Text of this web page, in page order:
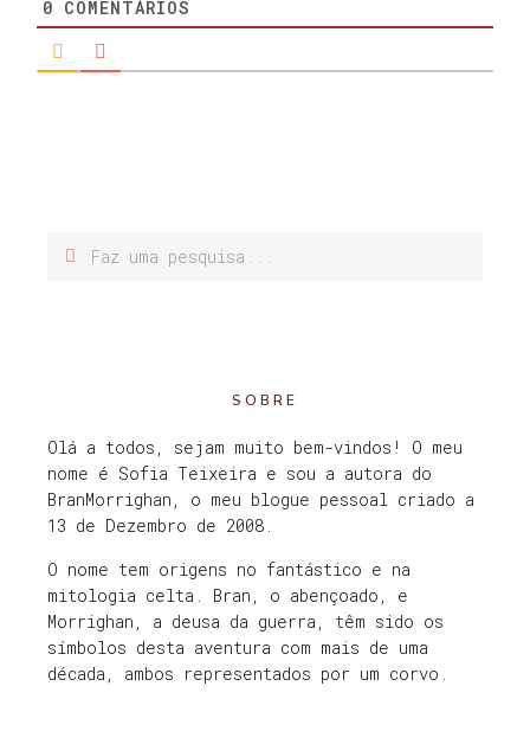
0 COMENTÁRIOS
SOBRE
Olá a todos, sejam muito bem-vindos! O meu
nome é Sofia Teixeira e sou a autora do
BranMorrighan, o meu blogue pessoal criado a
13 de Dezembro de 2008.
O nome tem origens no fantástico e na
mitologia celta. Bran, o abençoado, e
Morrighan, a deusa da guerra, têm sido os
símbolos desta aventura com mais de uma
década, ambos representados por um corvo.